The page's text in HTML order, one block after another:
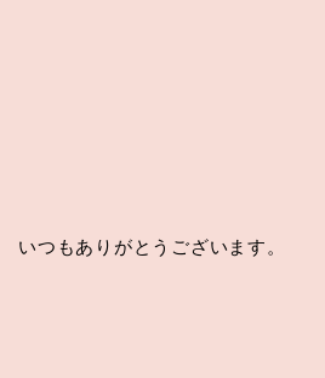
いつもありがとうございます。